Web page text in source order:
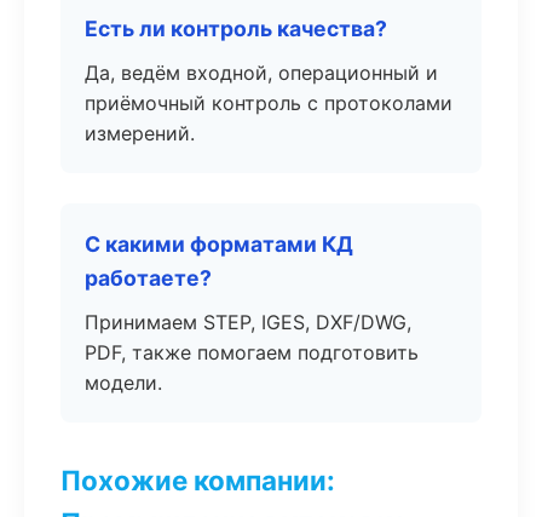
Есть ли контроль качества?
Да, ведём входной, операционный и
приёмочный контроль с протоколами
измерений.
С какими форматами КД
работаете?
Принимаем STEP, IGES, DXF/DWG,
PDF, также помогаем подготовить
модели.
Похожие компании: